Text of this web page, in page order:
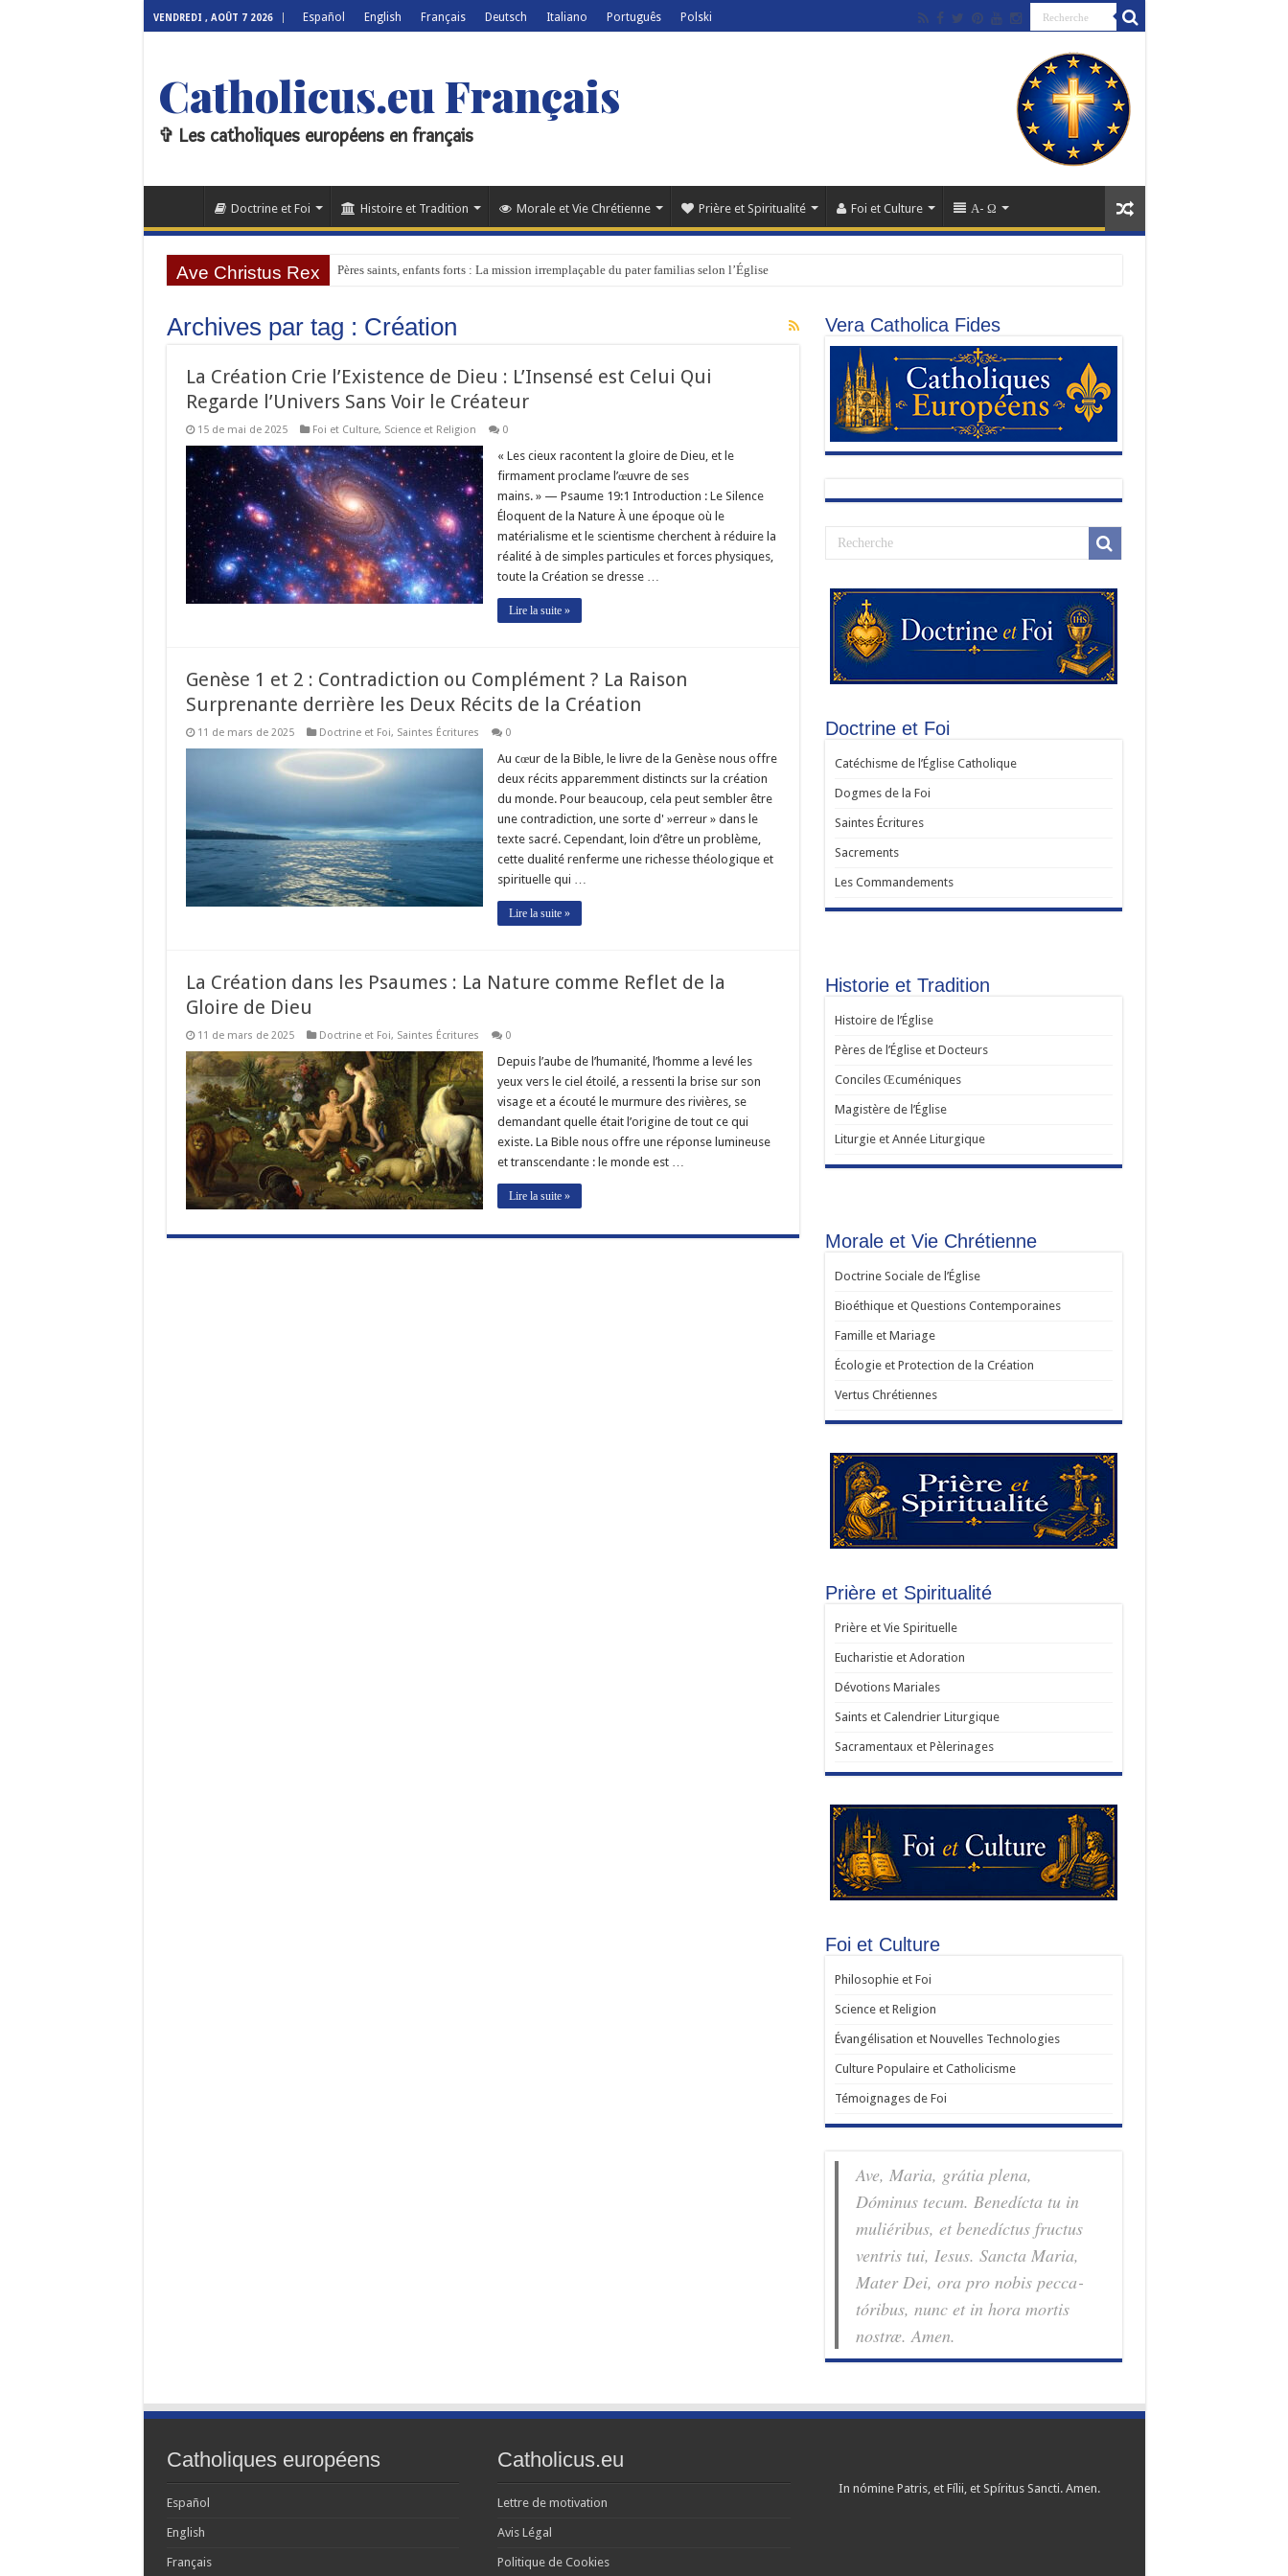
VENDREDI , AOÛT 7 2026 Español English Français Deutsch Italiano Português Polski
Catholicus.eu Français
✞ Les catholiques européens en français
Doctrine et Foi Histoire et Tradition Morale et Vie Chrétienne Prière et Spiritualité Foi et Culture Α- Ω
Ave Christus Rex Pères saints, enfants forts : La mission irremplaçable du pater familias selon l’Église
Archives par tag : Création
La Création Crie l’Existence de Dieu : L’Insensé est Celui Qui
Regarde l’Univers Sans Voir le Créateur
15 de mai de 2025 Foi et Culture, Science et Religion 0
« Les cieux racontent la gloire de Dieu, et le
firmament proclame l’œuvre de ses
mains. » — Psaume 19:1 Introduction : Le Silence
Éloquent de la Nature À une époque où le
matérialisme et le scientisme cherchent à réduire la
réalité à de simples particules et forces physiques,
toute la Création se dresse …
Lire la suite »
Genèse 1 et 2 : Contradiction ou Complément ? La Raison
Surprenante derrière les Deux Récits de la Création
11 de mars de 2025 Doctrine et Foi, Saintes Écritures 0
Au cœur de la Bible, le livre de la Genèse nous offre
deux récits apparemment distincts sur la création
du monde. Pour beaucoup, cela peut sembler être
une contradiction, une sorte d' »erreur » dans le
texte sacré. Cependant, loin d’être un problème,
cette dualité renferme une richesse théologique et
spirituelle qui …
Lire la suite »
La Création dans les Psaumes : La Nature comme Reflet de la
Gloire de Dieu
11 de mars de 2025 Doctrine et Foi, Saintes Écritures 0
Depuis l’aube de l’humanité, l’homme a levé les
yeux vers le ciel étoilé, a ressenti la brise sur son
visage et a écouté le murmure des rivières, se
demandant quelle était l’origine de tout ce qui
existe. La Bible nous offre une réponse lumineuse
et transcendante : le monde est …
Lire la suite »
Vera Catholica Fides
Doctrine et Foi
Catéchisme de l’Église Catholique
Dogmes de la Foi
Saintes Écritures
Sacrements
Les Commandements
Historie et Tradition
Histoire de l’Église
Pères de l’Église et Docteurs
Conciles Œcuméniques
Magistère de l’Église
Liturgie et Année Liturgique
Morale et Vie Chrétienne
Doctrine Sociale de l’Église
Bioéthique et Questions Contemporaines
Famille et Mariage
Écologie et Protection de la Création
Vertus Chrétiennes
Prière et Spiritualité
Prière et Vie Spirituelle
Eucharistie et Adoration
Dévotions Mariales
Saints et Calendrier Liturgique
Sacramentaux et Pèlerinages
Foi et Culture
Philosophie et Foi
Science et Religion
Évangélisation et Nouvelles Technologies
Culture Populaire et Catholicisme
Témoignages de Foi
Ave, Maria, grátia plena,
Dóminus tecum. Benedícta tu in
muliéribus, et benedíctus fructus
ventris tui, Iesus. Sancta Maria,
Mater Dei, ora pro nobis pec­ca­
tóribus, nunc et in hora mortis
nostræ. Amen.
Catholiques européens
Español
English
Français
Catholicus.eu
Lettre de motivation
Avis Légal
Politique de Cookies
In nómine Patris, et Fílii, et Spíritus Sancti. Amen.